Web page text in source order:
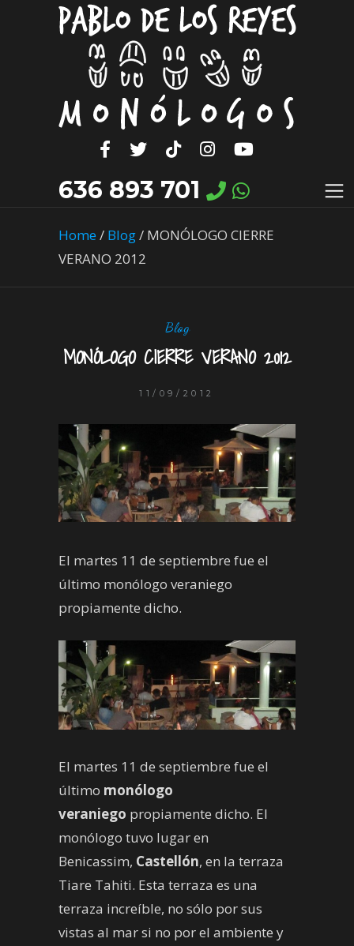
636 893 701
Home/ Blog/ MONÓLOGO CIERRE
VERANO 2012
Blog
MONÓLOGO CIERRE VERANO 2012
11/09/2012
El martes 11 de septiembre fue el
último monólogo veraniego
propiamente dicho.
El martes 11 de septiembre fue el
último monólogo
veraniego propiamente dicho. El
monólogo tuvo lugar en
Benicassim, Castellón, en la terraza
Tiare Tahiti. Esta terraza es una
terraza increíble, no sólo por sus
vistas al mar si no por el ambiente y